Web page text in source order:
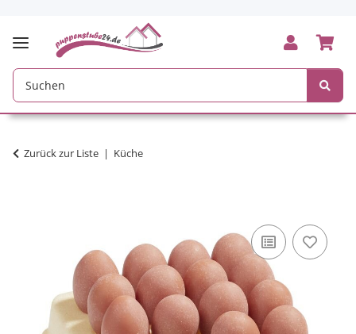
Zurück zur Liste Küche